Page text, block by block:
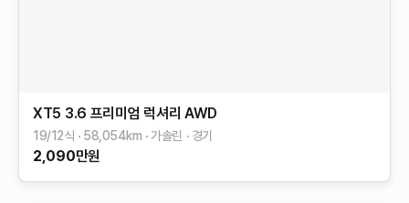
XT5 3.6 프리미엄 럭셔리 AWD
19/12식 58,054km 가솔린 경기
2,090만원